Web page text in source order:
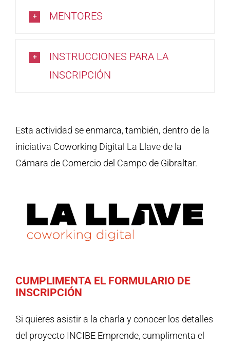
MENTORES
INSTRUCCIONES PARA LA
INSCRIPCIÓN
Esta actividad se enmarca, también, dentro de la
iniciativa Coworking Digital La Llave de la
Cámara de Comercio del Campo de Gibraltar.
CUMPLIMENTA EL FORMULARIO DE
INSCRIPCIÓN
Si quieres asistir a la charla y conocer los detalles
del proyecto INCIBE Emprende, cumplimenta el